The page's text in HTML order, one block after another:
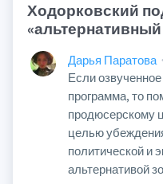
Ходорковский
Дарья Паратова
Если
программа, то
продюсерскому
целью
политической и
альтернативой